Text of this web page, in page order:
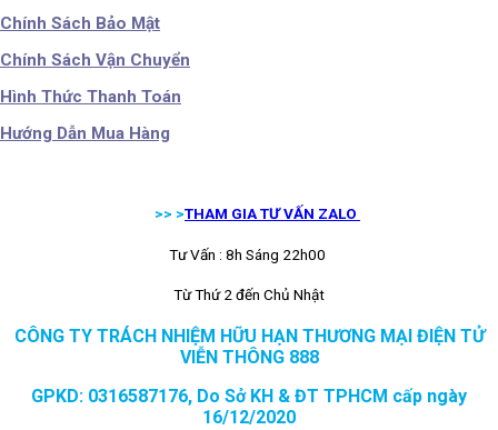
Chính Sách Bảo Mật
Chính Sách Vận Chuyển
Hình Thức Thanh Toán
Hướng Dẫn Mua Hàng
>> >THAM GIA TƯ VẤN ZALO
Tư Vấn : 8h Sáng 22h00
Từ Thứ 2 đến Chủ Nhật
CÔNG TY TRÁCH NHIỆM HỮU HẠN THƯƠNG MẠI ĐIỆN TỬ
VIỄN THÔNG 888
GPKD: 0316587176, Do Sở KH & ĐT TPHCM cấp ngày
16/12/2020